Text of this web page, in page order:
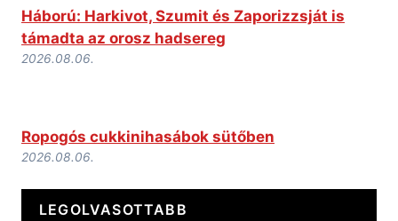
Háború: Harkivot, Szumit és Zaporizzsját is
támadta az orosz hadsereg
2026.08.06.
Ropogós cukkinihasábok sütőben
2026.08.06.
LEGOLVASOTTABB